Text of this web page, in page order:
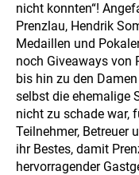
nicht konnten“!
Prenzlau, Hendrik
Medaillen und
noch Giveaways von
bis hin zu den
selbst die ehemalige
nicht zu schade war,
Teilnehmer, Betreuer
ihr Bestes, damit
hervorragender